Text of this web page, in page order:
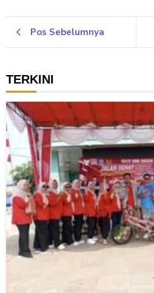
Pos Sebelumnya
TERKINI